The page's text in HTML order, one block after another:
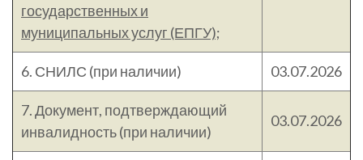
государственных и
муниципальных услуг (ЕПГУ);
6. СНИЛС (при наличии) 03.07.2026
7. Документ, подтверждающий
инвалидность (при наличии)
03.07.2026